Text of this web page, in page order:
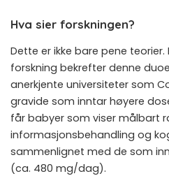
Hva sier forskningen?
Dette er ikke bare pene
forskning bekrefter denne
anerkjente universiteter som
gravide som inntar høyere
får babyer som viser målbart
informasjonsbehandling og
sammenlignet med de som
(ca. 480 mg/dag).